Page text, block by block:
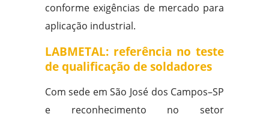
conforme exigências de mercado para
aplicação industrial.
LABMETAL: referência no teste
de qualificação de soldadores
Com sede em São José dos Campos–SP
e reconhecimento no setor